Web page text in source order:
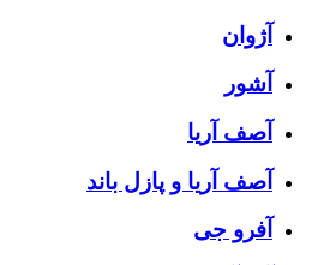
آژوان
آشور
آصف آریا
آصف آریا و پازل باند
آفرو جی